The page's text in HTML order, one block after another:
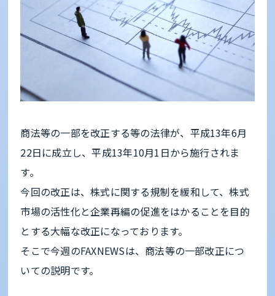
商法等の一部を改正する等の法律が、平成13年6月
22日に成立し、平成13年10月1日から施行されま
す。
今回の改正は、株式に関する規制を緩和して、株式
市場の活性化と企業再編の促進をはかることを目的
とする大幅な改正になっております。
そこで今週のFAXNEWSは、商法等の一部改正につ
いての説明です。